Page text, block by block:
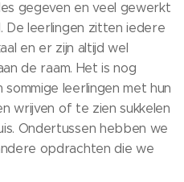
gegeven en veel gewerkt
De leerlingen zitten iedere
en er zijn altijd wel
de raam. Het is nog
leerlingen met hun
wrijven of te zien sukkelen
Ondertussen hebben we
opdrachten die we